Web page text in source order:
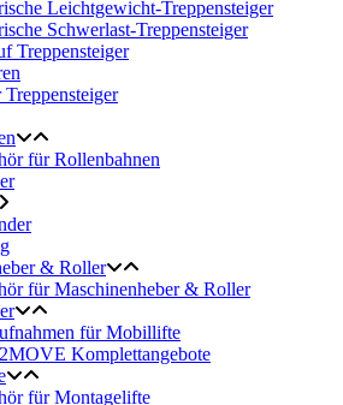
Leichtgewicht-Treppensteiger
Schwerlast-Treppensteiger
Treppensteiger
für Rollenbahnen
& Roller
für Maschinenheber & Roller
für Mobillifte
Komplettangebote
für Montagelifte